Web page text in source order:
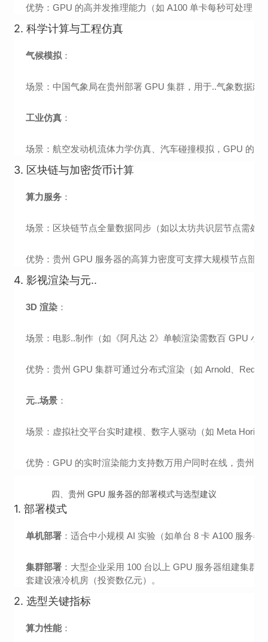
优势：GPU 的高并发推理能力（如 A100 单卡每秒可处理
2.科学计算与工程仿真
气候模拟 ：
场景：中国气象局在贵州部署 GPU 集群，用于..气象数据
工业仿真 ：
场景：航空发动机流体力学仿真、汽车碰撞模拟，GPU 的
3. 区块链与加密货币计算
算力服务 ：
场景：区块链节点全量数据同步（如以太坊共识层节点需处
优势：贵州 GPU 服务器的高算力密度可支撑大规模节点部
4.影视渲染与元..
3D 渲染 ：
场景：电影..制作（如《阿凡达 2》单帧渲染需数百 GPU 小
优势：贵州 GPU 集群可通过分布式渲染（如 Arnold、
元..场景 ：
场景：虚拟社交平台实时建模、数字人驱动（如 Meta
优势：GPU 的实时渲染能力支持数万用户同时在线，贵州高
四、贵州 GPU 服务器的部署模式与选型建议
1.部署模式
单机部署 ：适合中小规模 AI 实验（如单台 8 卡 A100 服务
集群部署 ：大型企业采用 100 台以上 GPU 服务器组建集群
套建设液冷机房（投资数亿元）。
2.选型关键指标
算力性能 ：